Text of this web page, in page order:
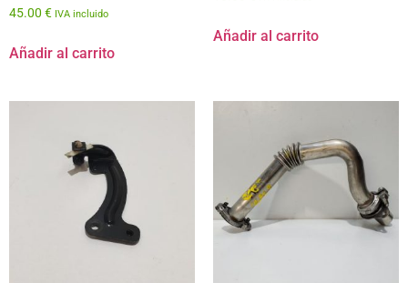
45.00 € IVA incluido
Añadir al carrito
Añadir al carrito